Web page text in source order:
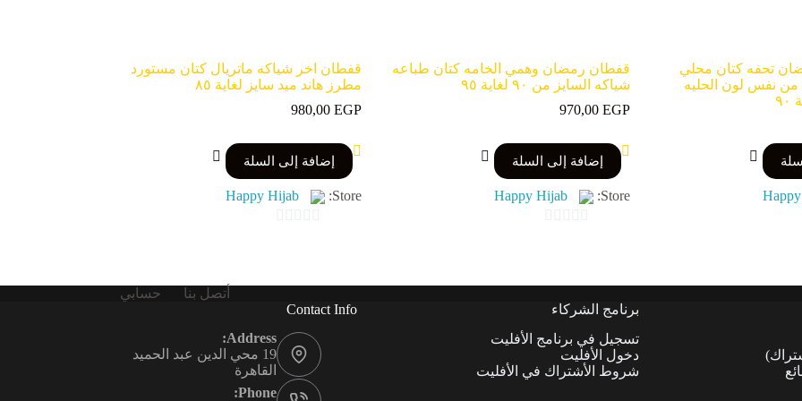
تحفه كتان محلي
من نفس لون الحليه
قفطان رمضان وهمي الخامه كتان طباعه
شياكه السايز من ٩٠ لغاية ٩٥
970,00EGP
إضافة إلى السلة
Store:
Happy Hijab
f
5
قفطان اخر شياكه ماتريال كتان مستورد
مطرز هاند ميد سايز لغاية ٨٥
980,00EGP
إضافة إلى السلة
Store:
Happy Hijab
f
5
أتصل بنا
حسابي
برنامج الشركاء
تسجيل في برنامج الأفليت
دخول الأفليت
شروط الأشتراك في الأفليت
Contact Info
Address:
19 محي الدين عبد الحميد
القاهرة
Phone: